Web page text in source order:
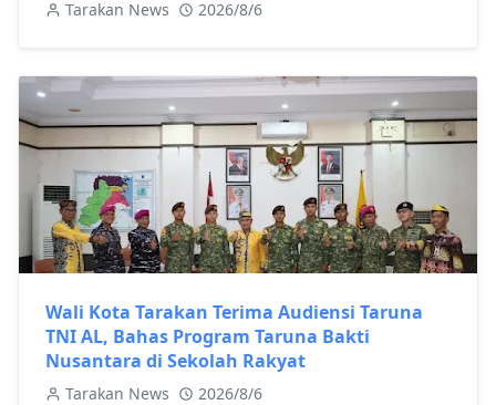
Tarakan News 2026/8/6
Wali Kota Tarakan Terima Audiensi Taruna
TNI AL, Bahas Program Taruna Bakti
Nusantara di Sekolah Rakyat
Tarakan News 2026/8/6